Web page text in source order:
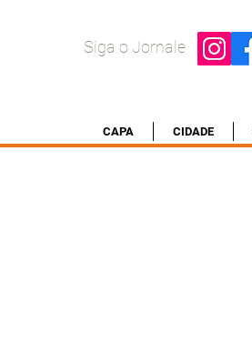
Siga o Jornale
CAPA CIDADE